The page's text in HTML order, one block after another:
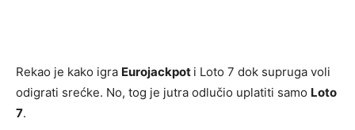
Rekao je kako igra Eurojackpot i Loto 7 dok supruga voli
odigrati srećke. No, tog je jutra odlučio uplatiti samo Loto
7.